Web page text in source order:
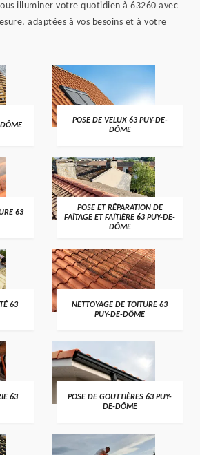
illuminer votre quotidien à 63260 avec
adaptées à vos besoins et à votre
POSE DE VELUX 63 PUY-DE-
DÔME
63
POSE ET RÉPARATION DE
FAÎTAGE ET FAÎTIÈRE 63 PUY-DE-
DÔME
63
NETTOYAGE DE TOITURE 63
PUY-DE-DÔME
63
POSE DE GOUTTIÈRES 63 PUY-
DE-DÔME